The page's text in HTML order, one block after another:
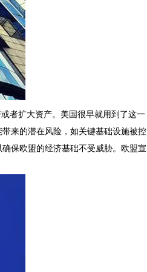
者扩大资产。美国很早就用到了这一
来的潜在风险，如关键基础设施被控
保欧盟的经济基础不受威胁。欧盟宣